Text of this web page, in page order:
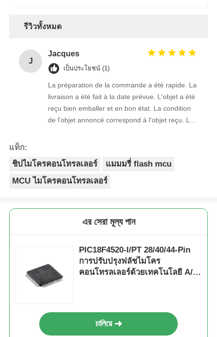
รีวิวทั้งหมด
J
Jacques
เป็นประโยชน์ (1)
La préparation de la commande a été rapide. La
livraison a été fait à la date prévue. L'objet a été
reçu bien emballer et en bon état. La condition
de l'objet annoncé correspond à l'objet reçu. Le
แท็ก:
ชิปไมโครคอนโทรลเลอร์
แมมมรี่ flash mcu
MCU ไมโครคอนโทรลเลอร์
এর সেরা মূল্য পান
PIC18F4520-I/PT 28/40/44-Pin
การปรับปรุงฟลัชไมโคร
คอนโทรลเลอร์ด้วยเทคโนโลยี A/D
চালিয়ে